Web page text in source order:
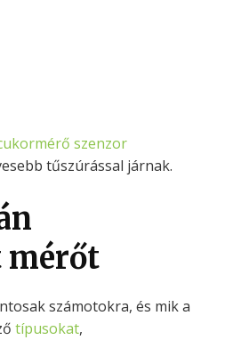
szenzor
tűszúrással járnak.
mérőt
számotokra, és mik a
típusokat,